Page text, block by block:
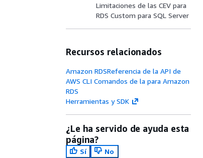
Limitaciones de las CEV para
RDS Custom para SQL Server
Recursos relacionados
Amazon RDSReferencia de la API de
AWS CLI Comandos de la para Amazon
RDS
Herramientas y SDK
¿Le ha servido de ayuda esta
página?
Sí
No